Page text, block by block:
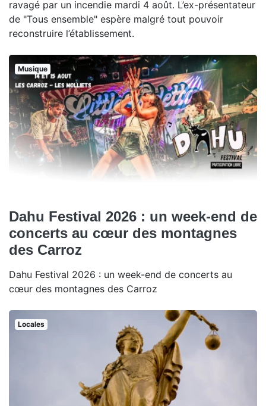
ravagé par un incendie mardi 4 août. L’ex-présentateur
de "Tous ensemble" espère malgré tout pouvoir
reconstruire l’établissement.
Musique
Dahu Festival 2026 : un week-end de
concerts au cœur des montagnes
des Carroz
Dahu Festival 2026 : un week-end de concerts au
cœur des montagnes des Carroz
Locales